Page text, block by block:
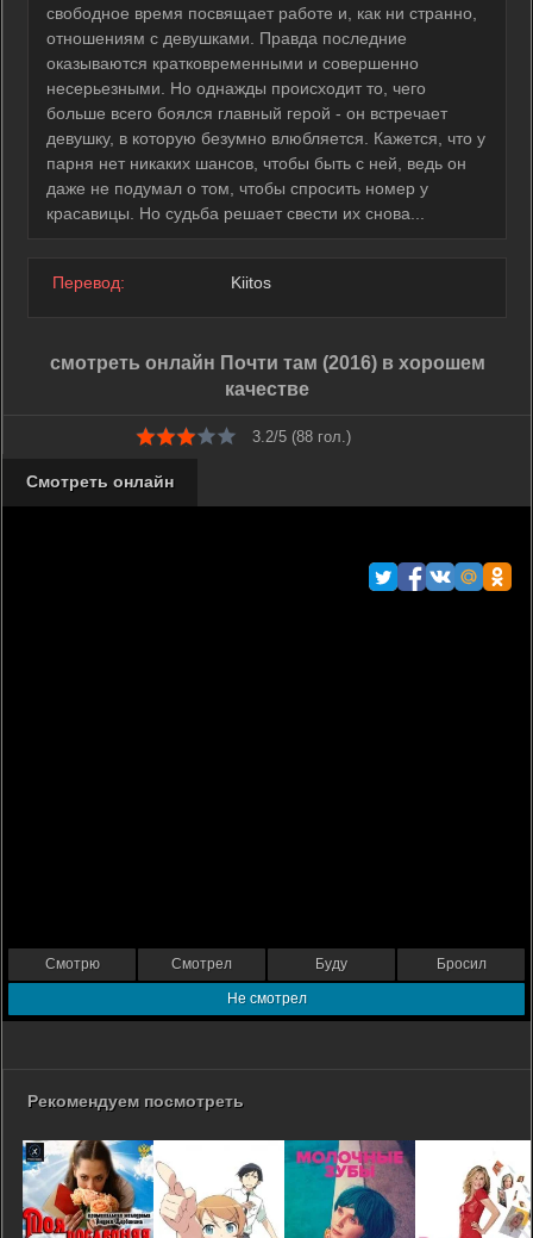
свободное время посвящает работе и, как ни странно,
отношениям с девушками. Правда последние
оказываются кратковременными и совершенно
несерьезными. Но однажды происходит то, чего
больше всего боялся главный герой - он встречает
девушку, в которую безумно влюбляется. Кажется, что у
парня нет никаких шансов, чтобы быть с ней, ведь он
даже не подумал о том, чтобы спросить номер у
красавицы. Но судьба решает свести их снова...
Перевод: Kiitos
смотреть онлайн Почти там (2016) в хорошем
качестве
3.2/5 (88 гол.)
Смотреть онлайн
Смотрю Смотрел Буду Бросил
Не смотрел
Рекомендуем посмотреть